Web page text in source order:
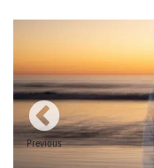
Previous